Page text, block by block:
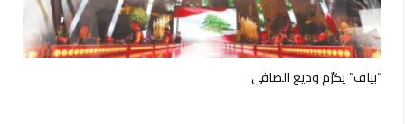
“بياف” يكرّم وديع الصافي